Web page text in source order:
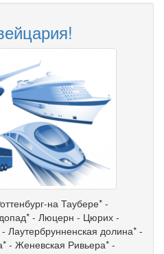
на Таубере* -
- Люцерн - Цюрих -
Лаутербрунненская долина* -
- Женевская Ривьера* -